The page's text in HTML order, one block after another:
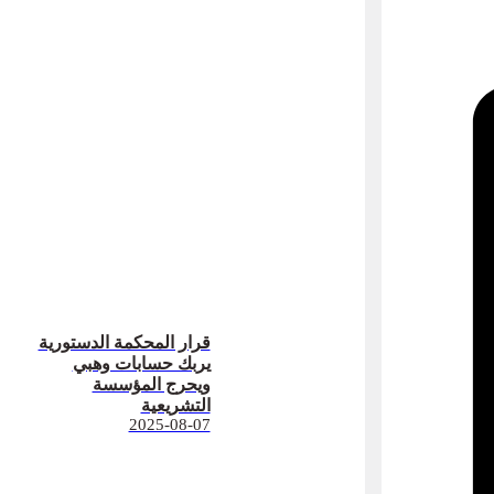
قرار المحكمة الدستورية
يربك حسابات وهبي
ويحرج المؤسسة
التشريعية
2025-08-07